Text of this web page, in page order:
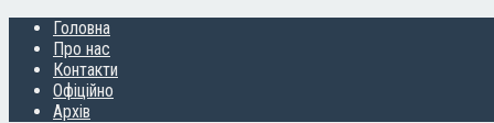
Головна
Про нас
Контакти
Офіційно
Архів